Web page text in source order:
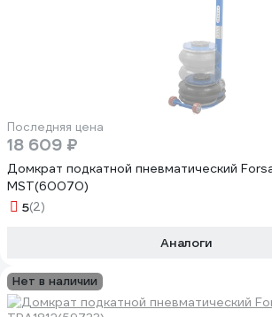
Последняя цена
18 609 ₽
Домкрат подкатной пневматический
MST(60070)
5(2)
Аналоги
Нет в наличии